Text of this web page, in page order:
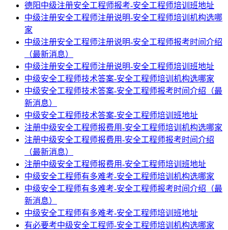
德阳中级注册安全工程师报考-安全工程师培训班地址
中级注册安全工程师注册说明-安全工程师培训机构选哪
家
中级注册安全工程师注册说明-安全工程师报考时间介绍
（最新消息）
中级注册安全工程师注册说明-安全工程师培训班地址
中级安全工程师技术答案-安全工程师培训机构选哪家
中级安全工程师技术答案-安全工程师报考时间介绍（最
新消息）
中级安全工程师技术答案-安全工程师培训班地址
注册中级安全工程师报费用-安全工程师培训机构选哪家
注册中级安全工程师报费用-安全工程师报考时间介绍
（最新消息）
注册中级安全工程师报费用-安全工程师培训班地址
中级安全工程师有多难考-安全工程师培训机构选哪家
中级安全工程师有多难考-安全工程师报考时间介绍（最
新消息）
中级安全工程师有多难考-安全工程师培训班地址
有必要考中级安全工程师-安全工程师培训机构选哪家